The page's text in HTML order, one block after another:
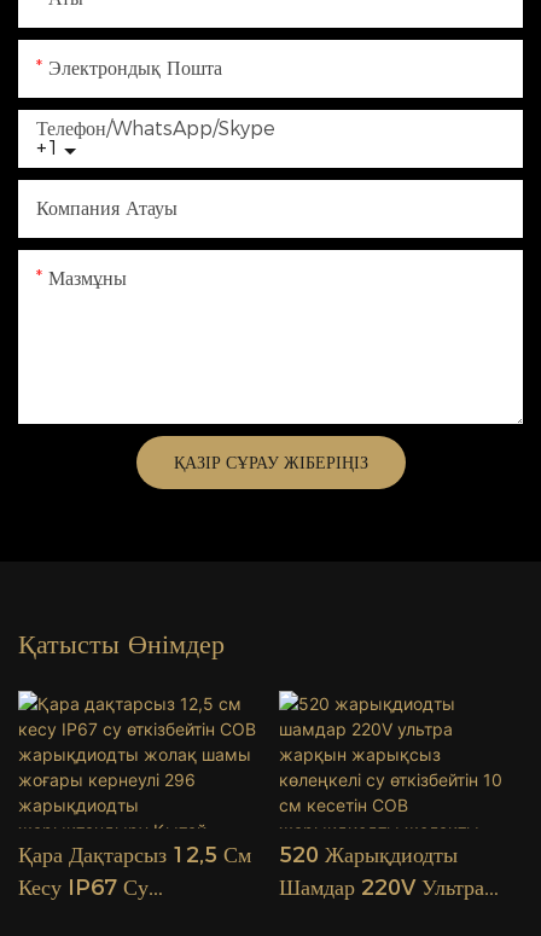
Электрондық Пошта
+1
Телефон/WhatsApp/Skype
Компания Атауы
Мазмұны
ҚАЗІР СҰРАУ ЖІБЕРІҢІЗ
Қатысты Өнімдер
Қара Дақтарсыз 12,5 См
Кесу IP67 Су
520 Жарықдиодты
Шамдар 220V Ультра